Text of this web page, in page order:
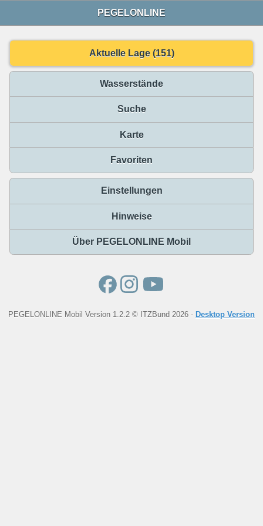
PEGELONLINE
Aktuelle Lage (151)
Wasserstände
Suche
Karte
Favoriten
Einstellungen
Hinweise
Über PEGELONLINE Mobil
PEGELONLINE Mobil Version 1.2.2 © ITZBund 2026 - Desktop Version